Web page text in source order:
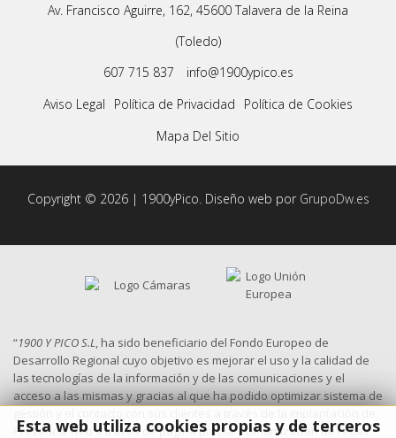
Av. Francisco Aguirre, 162, 45600 Talavera de la Reina
(Toledo)
607 715 837
info@1900ypico.es
Aviso Legal
Política de Privacidad
Política de Cookies
Mapa Del Sitio
Copyright © 2026 | 1900yPico. Diseño web por GrupoDw.es
“1900 Y PICO S.L , ha sido beneficiario del Fondo Europeo de
Desarrollo Regional cuyo objetivo es mejorar el uso y la calidad de
las tecnologías de la información y de las comunicaciones y el
acceso a las mismas y gracias al que ha podido optimizar sistema de
Presencia web a través de página propia y Dinamización de redes
Esta web utiliza cookies propias y de terceros